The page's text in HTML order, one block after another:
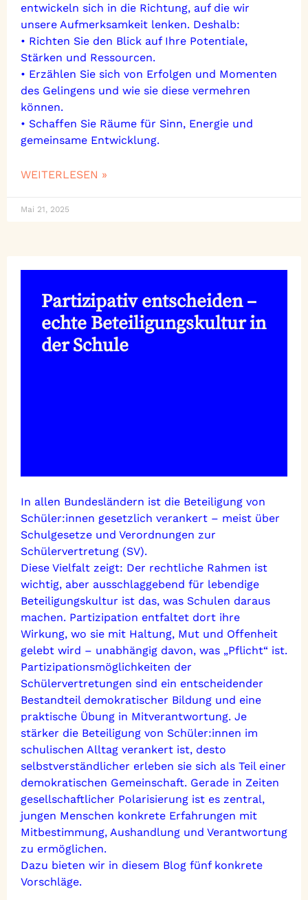
entwickeln sich in die Richtung, auf die wir
unsere Aufmerksamkeit lenken. Deshalb:
• Richten Sie den Blick auf Ihre Potentiale,
Stärken und Ressourcen.
• Erzählen Sie sich von Erfolgen und Momenten
des Gelingens und wie sie diese vermehren
können.
• Schaffen Sie Räume für Sinn, Energie und
gemeinsame Entwicklung.
WEITERLESEN »
Mai 21, 2025
Partizipativ entscheiden –
echte Beteiligungskultur in
der Schule
In allen Bundesländern ist die Beteiligung von
Schüler:innen gesetzlich verankert – meist über
Schulgesetze und Verordnungen zur
Schülervertretung (SV).
Diese Vielfalt zeigt: Der rechtliche Rahmen ist
wichtig, aber ausschlaggebend für lebendige
Beteiligungskultur ist das, was Schulen daraus
machen. Partizipation entfaltet dort ihre
Wirkung, wo sie mit Haltung, Mut und Offenheit
gelebt wird – unabhängig davon, was „Pflicht“ ist.
Partizipationsmöglichkeiten der
Schülervertretungen sind ein entscheidender
Bestandteil demokratischer Bildung und eine
praktische Übung in Mitverantwortung. Je
stärker die Beteiligung von Schüler:innen im
schulischen Alltag verankert ist, desto
selbstverständlicher erleben sie sich als Teil einer
demokratischen Gemeinschaft. Gerade in Zeiten
gesellschaftlicher Polarisierung ist es zentral,
jungen Menschen konkrete Erfahrungen mit
Mitbestimmung, Aushandlung und Verantwortung
zu ermöglichen.
Dazu bieten wir in diesem Blog fünf konkrete
Vorschläge.